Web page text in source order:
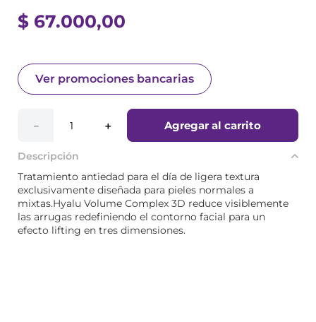
$ 67.000,00
Ver promociones bancarias
＋
－ Agregar al carrito
Descripción
Tratamiento antiedad para el día de ligera textura
exclusivamente diseñada para pieles normales a
mixtas.Hyalu Volume Complex 3D reduce visiblemente
las arrugas redefiniendo el contorno facial para un
efecto lifting en tres dimensiones.